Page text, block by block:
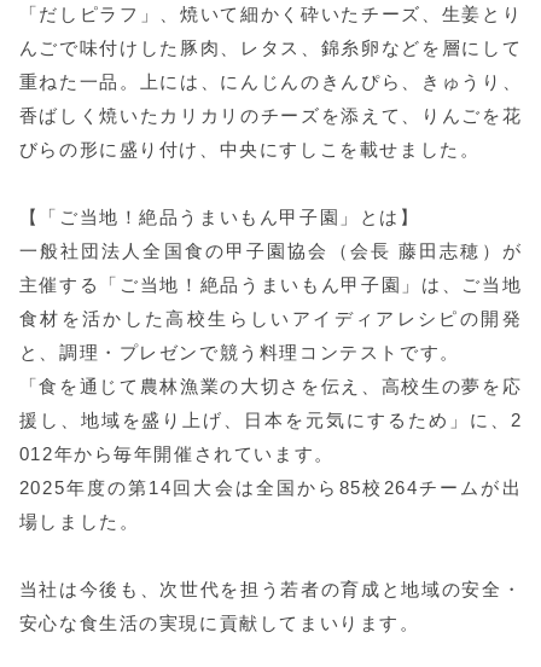
「だしピラフ」、焼いて細かく砕いたチーズ、生姜とり
んごで味付けした豚肉、レタス、錦糸卵などを層にして
重ねた一品。上には、にんじんのきんぴら、きゅうり、
香ばしく焼いたカリカリのチーズを添えて、りんごを花
びらの形に盛り付け、中央にすしこを載せました。
【「ご当地！絶品うまいもん甲子園」とは】
一般社団法人全国食の甲子園協会（会長 藤田志穂）が
主催する「ご当地！絶品うまいもん甲子園」は、ご当地
食材を活かした高校生らしいアイディアレシピの開発
と、調理・プレゼンで競う料理コンテストです。
「食を通じて農林漁業の大切さを伝え、高校生の夢を応
援し、地域を盛り上げ、日本を元気にするため」に、2
012年から毎年開催されています。
2025年度の第14回大会は全国から85校264チームが出
場しました。
当社は今後も、次世代を担う若者の育成と地域の安全・
安心な食生活の実現に貢献してまいります。